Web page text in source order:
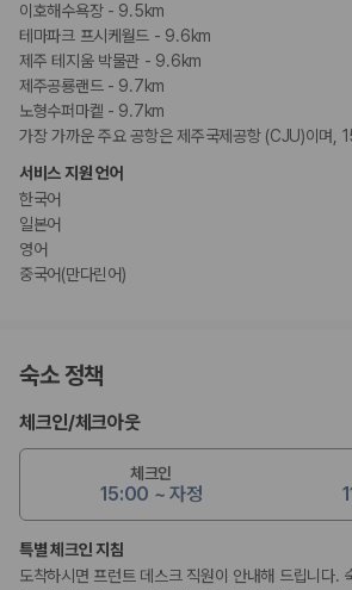
이호해수욕장 - 9.5km
테마파크 프시케월드 - 9.6km
제주 테지움 박물관 - 9.6km
제주공룡랜드 - 9.7km
노형수퍼마켙 - 9.7km
가장 가까운 주요 공항은 제주국제공항 (CJU)이며,
서비스 지원 언어
한국어
일본어
영어
중국어(만다린어)
숙소 정책
체크인/체크아웃
체크인
15:00 ~ 자정
특별 체크인 지침
도착하시면 프런트 데스크 직원이 안내해 드립니다.